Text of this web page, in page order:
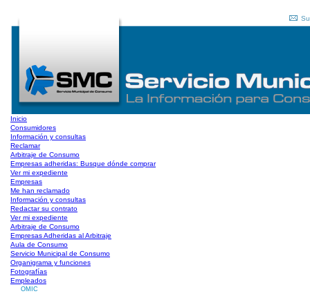
Inicio
Consumidores
Información y consultas
Reclamar
Arbitraje de Consumo
Empresas adheridas: Busque dónde comprar
Ver mi expediente
Empresas
Me han reclamado
Información y consultas
Redactar su contrato
Ver mi expediente
Arbitraje de Consumo
Empresas Adheridas al Arbitraje
Aula de Consumo
Servicio Municipal de Consumo
Organigrama y funciones
Fotografías
Empleados
OMIC